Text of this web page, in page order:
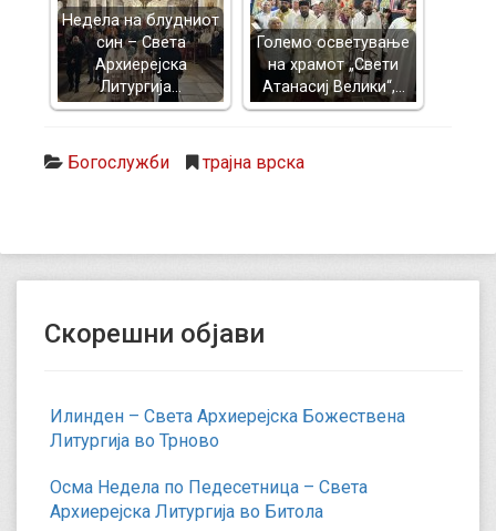
Недела на блудниот
син – Света
Архиерејска
Литургија…
Големо осветување
на храмот „Свети
Атанасиј Велики“,…
Богослужби трајна врска
Скорешни објави
Илинден – Света Архиерејска Божествена
Литургија во Трново
Осма Недела по Педесетница – Света
Архиерејска Литургија во Битола